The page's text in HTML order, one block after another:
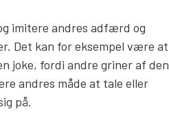
imitere andres adfærd og
Det kan for eksempel være at
joke, fordi andre griner af
andres måde at tale eller
på.